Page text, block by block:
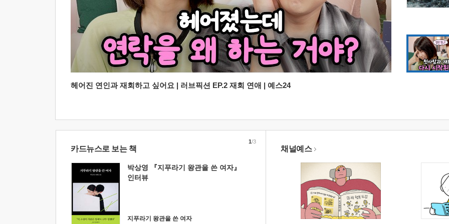
헤어진 연인과 재회하고 싶어요 | 러브픽션 EP.2 재회 연애 | 예스24
카드뉴스로 보는 책
박상영 『지푸라기 왕관을 쓴 여자』
인터뷰
지푸라기 왕관을 쓴 여자
1/3
채널예스